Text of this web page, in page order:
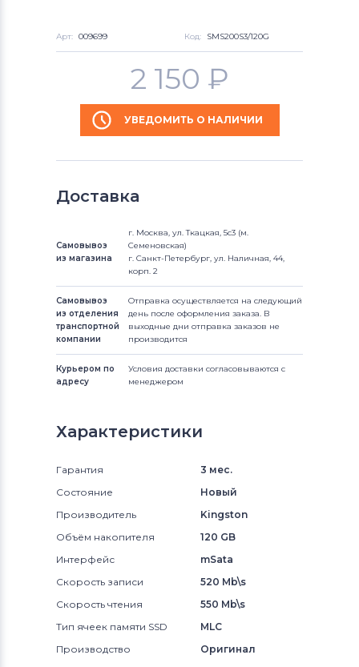
Арт: 009699 Код: SMS200S3/120G
2 150 ₽
УВЕДОМИТЬ О НАЛИЧИИ
Доставка
Самовывоз
из магазина
г. Москва, ул. Ткацкая, 5с3 (м.
Семеновская)
г. Санкт-Петербург, ул. Наличная, 44,
корп. 2
Самовывоз
из отделения
транспортной
компании
Отправка осуществляется на следующий
день после оформления заказа. В
выходные дни отправка заказов не
производится
Курьером по
адресу
Условия доставки согласовываются с
менеджером
Характеристики
Гарантия
3 мес.
Состояние
Новый
Производитель
Kingston
Объём накопителя
120 GB
Интерфейс
mSata
Скорость записи
520 Mb\s
Скорость чтения
550 Mb\s
Тип ячеек памяти SSD
MLC
Производство
Оригинал